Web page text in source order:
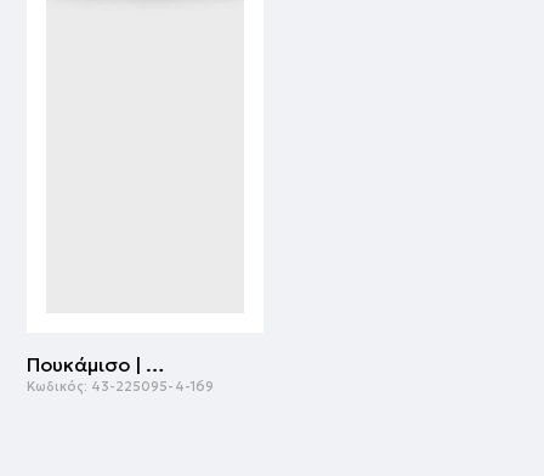
Πουκάμισο | ΡΙΓΕ
Κωδικός: 43-225095-4-169